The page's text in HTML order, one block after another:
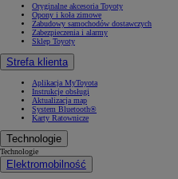
Oryginalne akcesoria Toyoty
Opony i koła zimowe
Zabudowy samochodów dostawczych
Zabezpieczenia i alarmy
Sklep Toyoty
Strefa klienta
Aplikacja MyToyota
Instrukcje obsługi
Aktualizacja map
System Bluetooth®
Karty Ratownicze
Technologie
Technologie
Elektromobilność